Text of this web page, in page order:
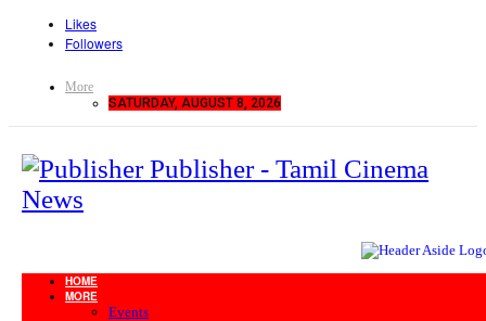
Likes
Followers
More
SATURDAY, AUGUST 8, 2026
Publisher - Tamil Cinema
News
HOME
MORE
Events